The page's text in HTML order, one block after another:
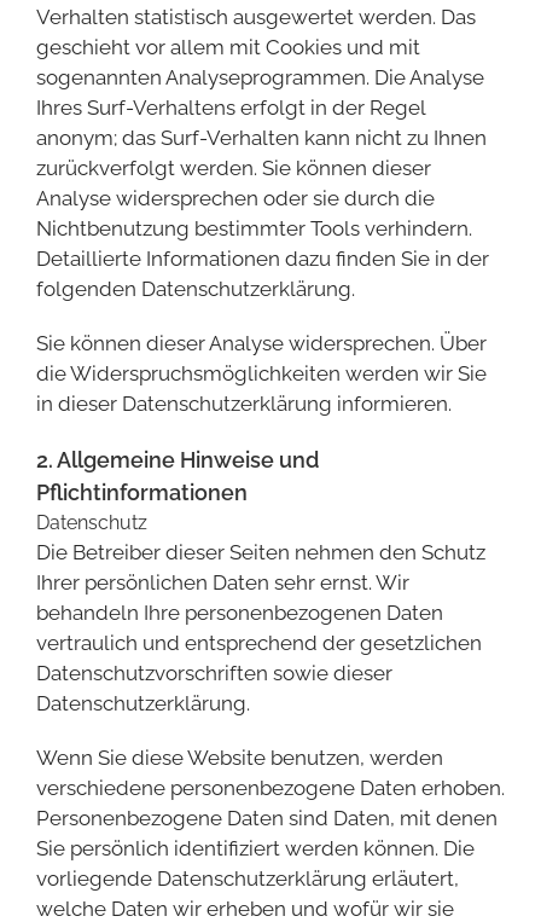
Verhalten statistisch ausgewertet werden. Das
geschieht vor allem mit Cookies und mit
sogenannten Analyseprogrammen. Die Analyse
Ihres Surf-Verhaltens erfolgt in der Regel
anonym; das Surf-Verhalten kann nicht zu Ihnen
zurückverfolgt werden. Sie können dieser
Analyse widersprechen oder sie durch die
Nichtbenutzung bestimmter Tools verhindern.
Detaillierte Informationen dazu finden Sie in der
folgenden Datenschutzerklärung.
Sie können dieser Analyse widersprechen. Über
die Widerspruchsmöglichkeiten werden wir Sie
in dieser Datenschutzerklärung informieren.
2. Allgemeine Hinweise und
Pflichtinformationen
Datenschutz
Die Betreiber dieser Seiten nehmen den Schutz
Ihrer persönlichen Daten sehr ernst. Wir
behandeln Ihre personenbezogenen Daten
vertraulich und entsprechend der gesetzlichen
Datenschutzvorschriften sowie dieser
Datenschutzerklärung.
Wenn Sie diese Website benutzen, werden
verschiedene personenbezogene Daten erhoben.
Personenbezogene Daten sind Daten, mit denen
Sie persönlich identifiziert werden können. Die
vorliegende Datenschutzerklärung erläutert,
welche Daten wir erheben und wofür wir sie